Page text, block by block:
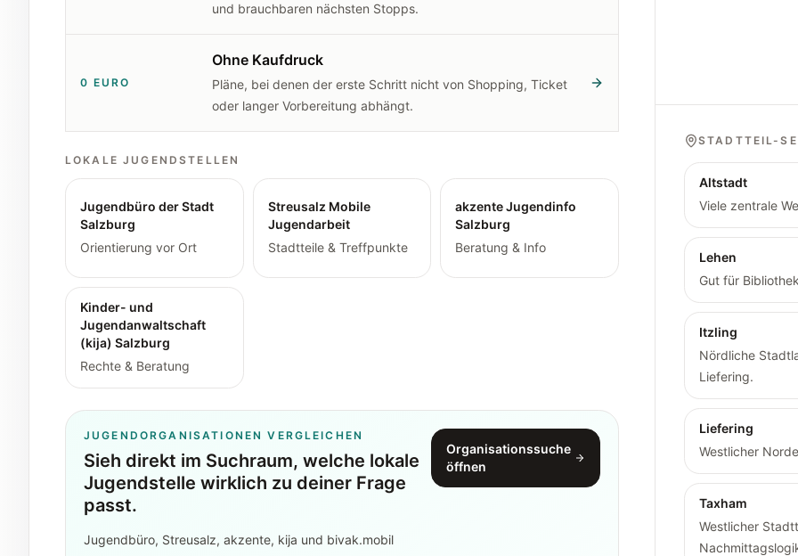
und brauchbaren nächsten Stopps.
0 EURO
Ohne Kaufdruck
Pläne, bei denen der erste Schritt nicht von Shopping, Ticket
oder langer Vorbereitung abhängt.
LOKALE JUGENDSTELLEN
Jugendbüro der Stadt
Salzburg
Orientierung vor Ort
Streusalz Mobile
Jugendarbeit
Stadtteile & Treffpunkte
akzente Jugendinfo
Salzburg
Beratung & Info
Kinder- und
Jugendanwaltschaft
(kija) Salzburg
Rechte & Beratung
JUGENDORGANISATIONEN VERGLEICHEN
Sieh direkt im Suchraum, welche lokale
Jugendstelle wirklich zu deiner Frage
passt.
Jugendbüro, Streusalz, akzente, kija und bivak.mobil
Organisationssuche
öffnen
STADTTEIL-
Altstadt
Viele zentrale
Lehen
Gut für
Itzling
Nördliche
Liefering.
Liefering
Westlicher
Taxham
Westlicher